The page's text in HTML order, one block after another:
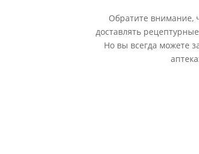
Обратите внимание,
доставлять
Но вы всегда можете